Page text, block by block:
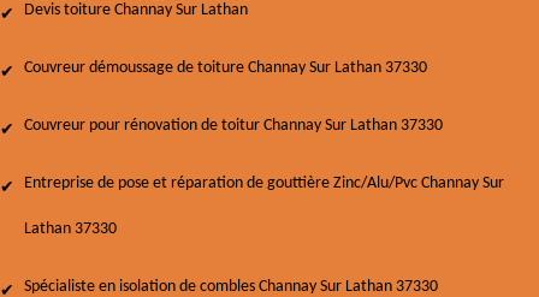
Devis toiture Channay Sur Lathan
Couvreur démoussage de toiture Channay Sur Lathan 37330
Couvreur pour rénovation de toitur Channay Sur Lathan 37330
Entreprise de pose et réparation de gouttière Zinc/Alu/Pvc Channay Sur
Lathan 37330
Spécialiste en isolation de combles Channay Sur Lathan 37330